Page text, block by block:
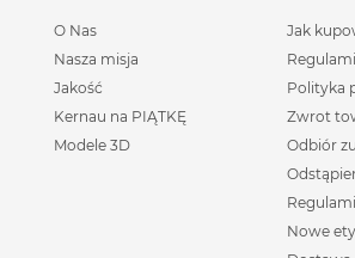
O Nas
Nasza misja
Jakość
Kernau na PIĄTKĘ
Modele 3D
Jak
Polityka
Zwrot
Odbiór
Nowe